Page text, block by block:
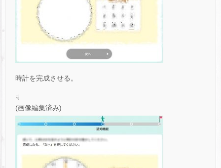
時計を完成させる。
☟
(画像編集済み)